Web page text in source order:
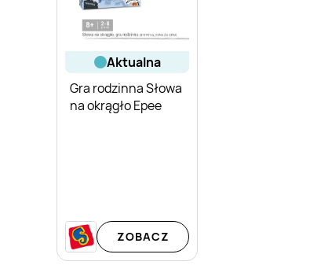
aktualna
Gra rodzinna Słowa
na okrągło Epee
ZOBACZ